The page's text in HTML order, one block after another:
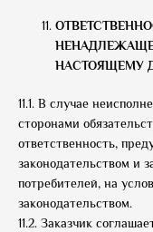
НАСТОЯЩЕМУ
11.1. В случае
сторонами
ответственность,
законодательством и
потребителей, на
законодательством.
11.2. Заказчик